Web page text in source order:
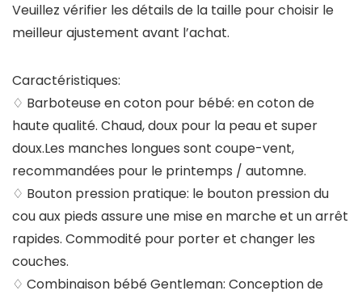
Veuillez vérifier les détails de la taille pour choisir le
meilleur ajustement avant l’achat.
Caractéristiques:
♢ Barboteuse en coton pour bébé: en coton de
haute qualité. Chaud, doux pour la peau et super
doux.Les manches longues sont coupe-vent,
recommandées pour le printemps / automne.
♢ Bouton pression pratique: le bouton pression du
cou aux pieds assure une mise en marche et un arrêt
rapides. Commodité pour porter et changer les
couches.
♢ Combinaison bébé Gentleman: Conception de